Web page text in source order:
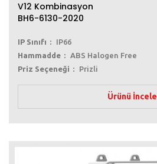
V12 Kombinasyon
BH6-6130-2020
IP Sınıfı
IP66
Hammadde
ABS Halogen Free
Priz Seçeneği
Prizli
Ürünü İncele